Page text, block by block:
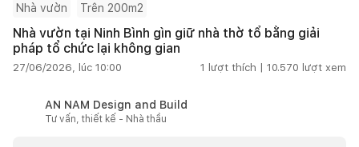
Nhà vườn Trên 200m2
Nhà vườn tại Ninh Bình gìn giữ nhà thờ tổ bằng giải
pháp tổ chức lại không gian
27/06/2026, lúc 10:00 1 lượt thích | 10.570 lượt xem
AN NAM Design and Build
Tư vấn, thiết kế - Nhà thầu